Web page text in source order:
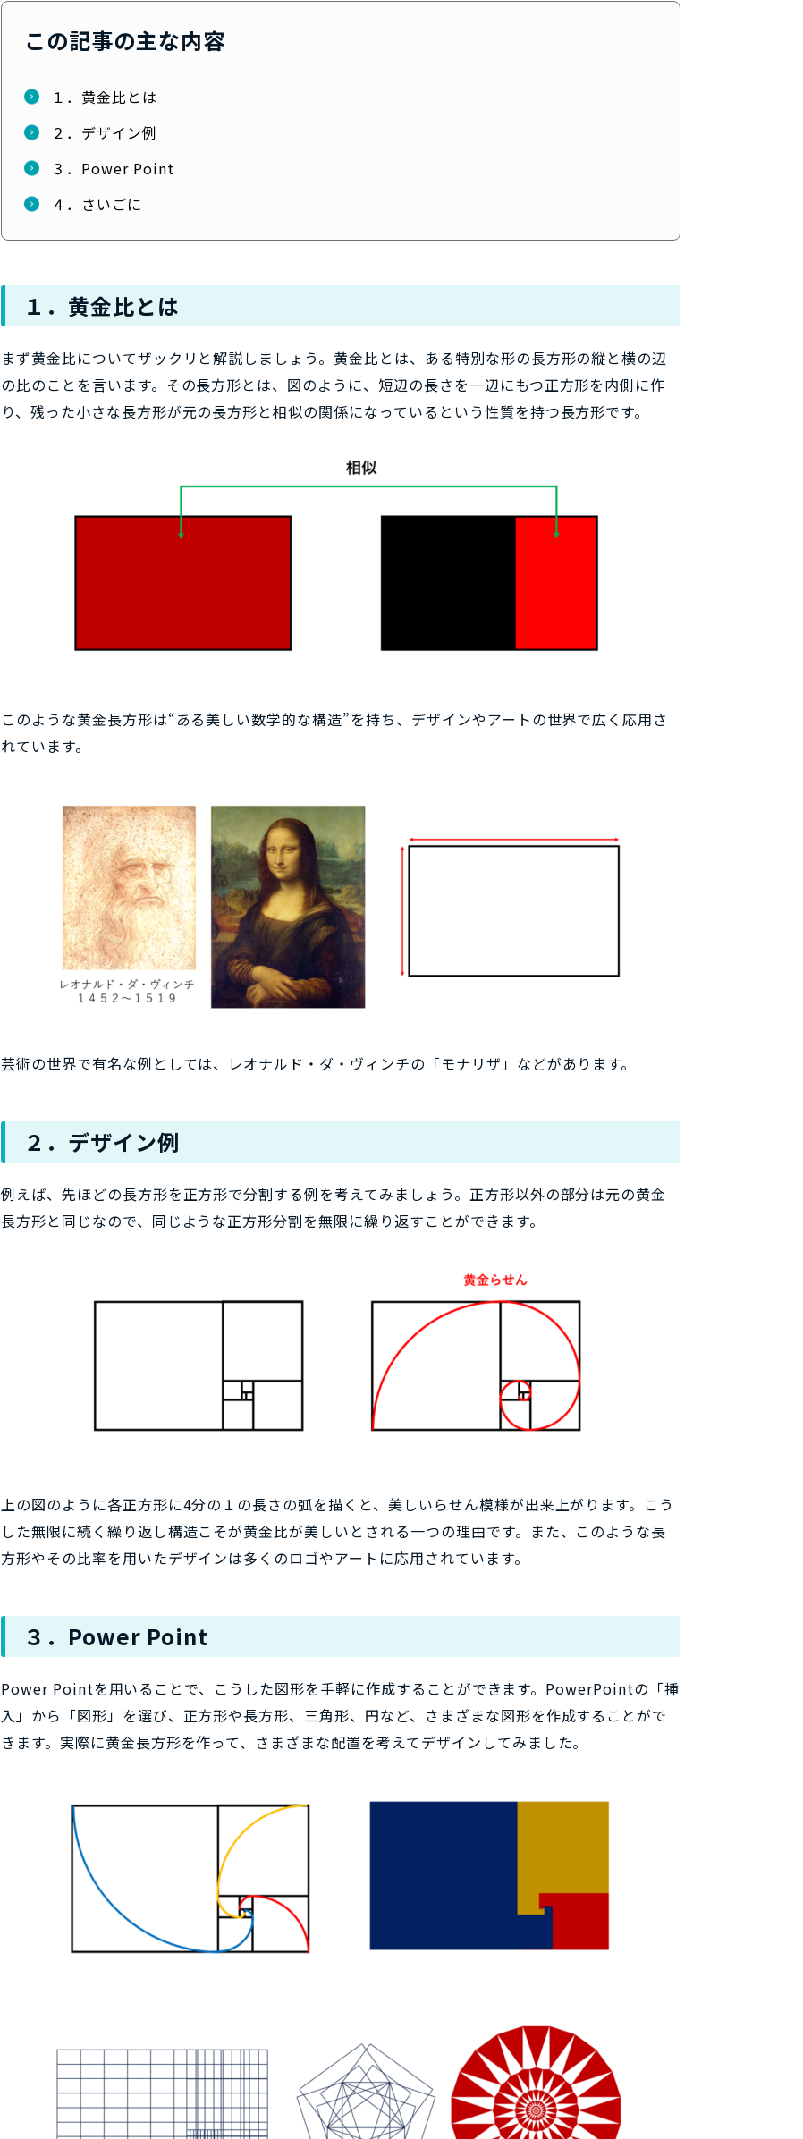
この記事の主な内容
１．黄金比とは
２．デザイン例
３．Power Point
４．さいごに
１．黄金比とは
まず黄金比についてザックリと解説しましょう。黄金比とは、ある特別な形の長方形の縦と横の辺
の比のことを言います。その長方形とは、図のように、短辺の長さを一辺にもつ正方形を内側に作
り、残った小さな長方形が元の長方形と相似の関係になっているという性質を持つ長方形です。
このような黄金長方形は“ある美しい数学的な構造”を持ち、デザインやアートの世界で広く応用さ
れています。
芸術の世界で有名な例としては、レオナルド・ダ・ヴィンチの「モナリザ」などがあります。
２．デザイン例
例えば、先ほどの長方形を正方形で分割する例を考えてみましょう。正方形以外の部分は元の黄金
長方形と同じなので、同じような正方形分割を無限に繰り返すことができます。
上の図のように各正方形に4分の１の長さの弧を描くと、美しいらせん模様が出来上がります。こう
した無限に続く繰り返し構造こそが黄金比が美しいとされる一つの理由です。また、このような長
方形やその比率を用いたデザインは多くのロゴやアートに応用されています。
３．Power Point
Power Pointを用いることで、こうした図形を手軽に作成することができます。PowerPointの「挿
入」から「図形」を選び、正方形や長方形、三角形、円など、さまざまな図形を作成することがで
きます。実際に黄金長方形を作って、さまざまな配置を考えてデザインしてみました。